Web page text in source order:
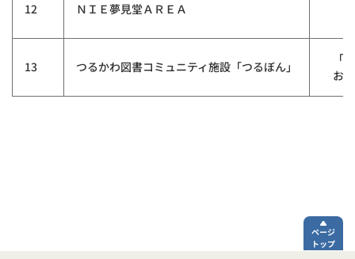
12 ＮＩＥ夢見堂ＡＲＥＡ
13 つるかわ図書コミュニティ施設「つるぼん」
「
お話
ページ
トップ